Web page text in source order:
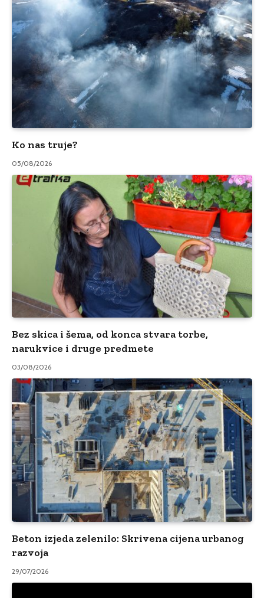
Ko nas truje?
05/08/2026
Bez skica i šema, od konca stvara torbe,
narukvice i druge predmete
03/08/2026
Beton izjeda zelenilo: Skrivena cijena urbanog
razvoja
29/07/2026